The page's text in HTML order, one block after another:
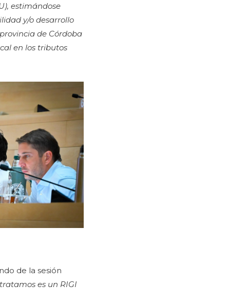
estimándose
y/o desarrollo
de Córdoba
en los tributos
de la sesión
es un RIGI